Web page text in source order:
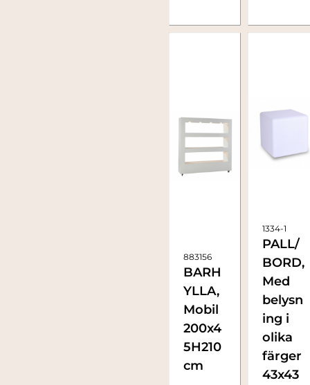
883156
BARH
YLLA,
Mobil
200x4
5H210
cm
1334-1
PALL/
BORD,
Med
belysn
ing i
olika
färger
43x43